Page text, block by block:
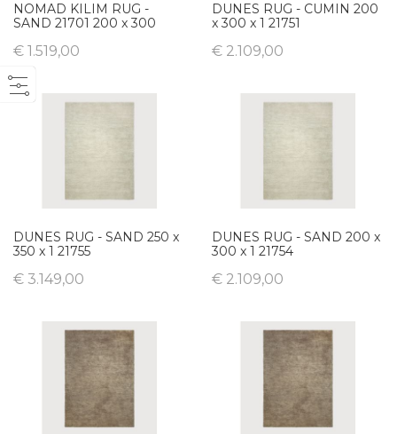
NOMAD KILIM RUG -
SAND 21701 200 x 300
€ 1.519,00
DUNES RUG - CUMIN 200
x 300 x 1 21751
€ 2.109,00
DUNES RUG - SAND 250 x
350 x 1 21755
€ 3.149,00
DUNES RUG - SAND 200 x
300 x 1 21754
€ 2.109,00